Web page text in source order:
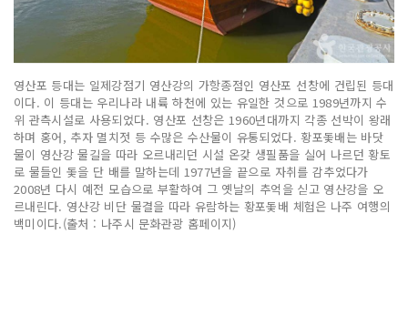
영산포 등대는 일제강점기 영산강의 가항종점인 영산포 선창에 건립된 등대
이다. 이 등대는 우리나라 내륙 하천에 있는 유일한 것으로 1989년까지 수
위 관측시설로 사용되었다. 영산포 선창은 1960년대까지 각종 선박이 왕래
하며 홍어, 추자 멸치젓 등 수많은 수산물이 유통되었다. 황포돛배는 바닷
물이 영산강 물길을 따라 오르내리던 시설 온갖 생필품을 실어 나르던 황토
로 물들인 돛을 단 배를 말하는데 1977년을 끝으로 자취를 감추었다가
2008년 다시 예전 모습으로 부활하여 그 옛날의 추억을 싣고 영산강을 오
르내린다. 영산강 비단 물결을 따라 유람하는 황포돛배 체험은 나주 여행의
백미이다.(출처 : 나주시 문화관광 홈페이지)